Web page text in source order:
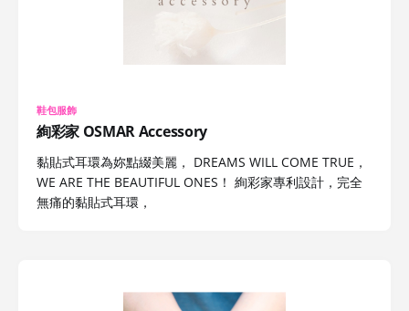
鞋包服飾
絢彩家 OSMAR Accessory
黏貼式耳環為妳點綴美麗， DREAMS WILL COME TRUE，
WE ARE THE BEAUTIFUL ONES！ 絢彩家專利設計，完全
無痛的黏貼式耳環，